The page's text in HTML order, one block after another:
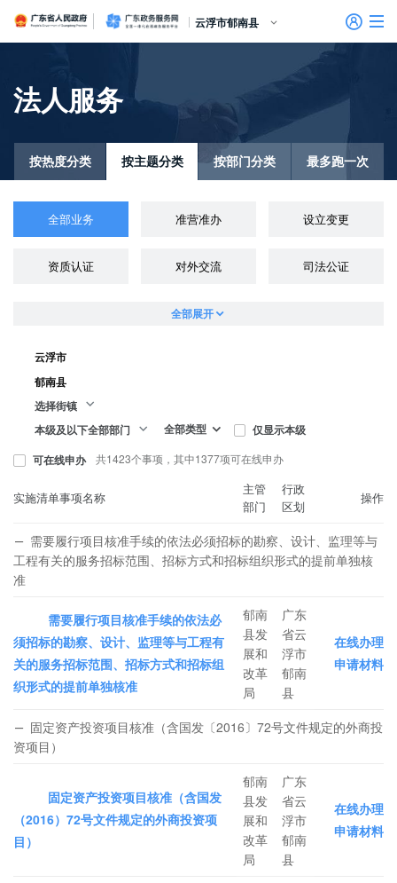
留言信箱
建言献策
信访相关法规
便民服务
百姓论坛
政府热线
网上调查
在线访谈
法律服务
领导信箱
未加载图片
政务微博
网络问政
意见征集
部门信箱
信访常见问题
信件回复
网上举报
公众监督
我要留言
广东省人民政府广东政务服务网
云浮市郁南县
个人服务
法人服务
效能监督
政务公开
法人服务
按热度分类 按主题分类 按部门分类 最多跑一次
全部业务 准营准办 设立变更
资质认证 对外交流 司法公证
全部展开
云浮市
郁南县
选择街镇
本级及以下全部部门
全部类型
仅显示本级
可在线申办
共1423个事项，其中1377项可在线申办
实施清单事项名称
主管
部门
行政
区划
操作
需要履行项目核准手续的依法必须招标的勘察、设计、监理等与
工程有关的服务招标范围、招标方式和招标组织形式的提前单独核
准
需要履行项目核准手续的依法必
须招标的勘察、设计、监理等与工程有
关的服务招标范围、招标方式和招标组
织形式的提前单独核准
郁南
县发
展和
改革
局
广东
省云
浮市
郁南
县
在线办理
申请材料
固定资产投资项目核准（含国发〔2016〕72号文件规定的外商投
资项目）
固定资产投资项目核准（含国发
（2016）72号文件规定的外商投资项
目）
郁南
县发
展和
改革
局
广东
省云
浮市
郁南
县
在线办理
申请材料